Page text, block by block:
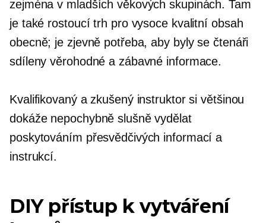
zejména v mladších věkových skupinách. Tam
je také rostoucí trh pro vysoce kvalitní obsah
obecně; je zjevně potřeba, aby byly se čtenáři
sdíleny věrohodné a zábavné informace.
Kvalifikovaný a zkušený instruktor si většinou
dokáže nepochybně slušně vydělat
poskytováním přesvědčivých informací a
instrukcí.
DIY přístup k vytváření